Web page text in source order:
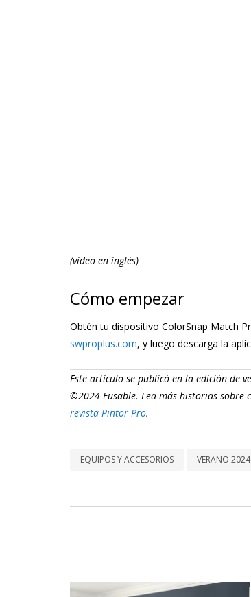
(video en inglés)
Cómo empezar
Obtén tu dispositivo ColorSnap Match
swproplus.com, y luego descarga la
Este artículo se publicó en la edición de
©2024 Fusable. Lea más historias sobre
revista Pintor Pro.
EQUIPOS Y ACCESORIOS VERANO 2024